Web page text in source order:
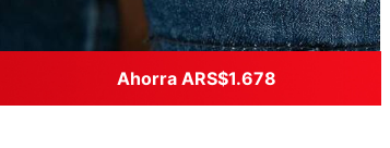
Ahorra ARS$1.678